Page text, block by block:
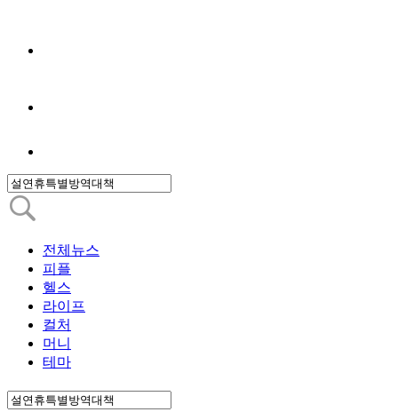
전체뉴스
피플
헬스
라이프
컬처
머니
테마